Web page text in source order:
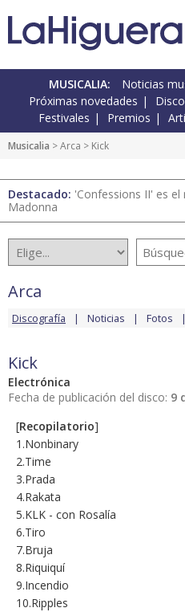
MUSICALIA: Noticias
Próximas novedades
Festivales
Premios
Musicalia >Arca > Kick
Destacado: 'Confessions II' es
Madonna
Arca
Discografía Noticias Fotos
Kick
Electrónica
Fecha de publicación del disco: 9
[Recopilatorio]
1.Nonbinary
2.Time
3.Prada
4.Rakata
5.KLK - con Rosalía
6.Tiro
7.Bruja
8.Riquiquí
9.Incendio
10.Ripples